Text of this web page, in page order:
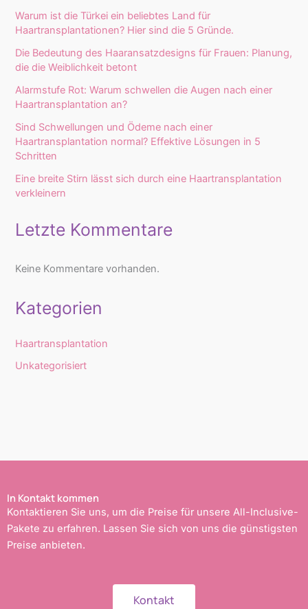
Warum ist die Türkei ein beliebtes Land für
Haartransplantationen? Hier sind die 5 Gründe.
Die Bedeutung des Haaransatzdesigns für Frauen: Planung,
die die Weiblichkeit betont
Alarmstufe Rot: Warum schwellen die Augen nach einer
Haartransplantation an?
Sind Schwellungen und Ödeme nach einer
Haartransplantation normal? Effektive Lösungen in 5
Schritten
Eine breite Stirn lässt sich durch eine Haartransplantation
verkleinern
Letzte Kommentare
Keine Kommentare vorhanden.
Kategorien
Haartransplantation
Unkategorisiert
In Kontakt kommen
Kontaktieren Sie uns, um die Preise für unsere All-Inclusive-
Pakete zu erfahren. Lassen Sie sich von uns die günstigsten
Preise anbieten.
Kontakt